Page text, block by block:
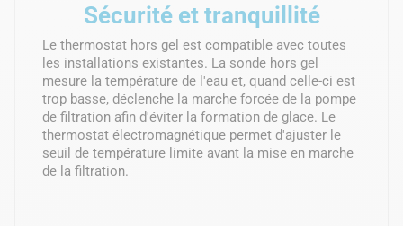
Sécurité et tranquillité
Le thermostat hors gel est compatible avec toutes
les installations existantes. La sonde hors gel
mesure la température de l'eau et, quand celle-ci est
trop basse, déclenche la marche forcée de la pompe
de filtration afin d'éviter la formation de glace. Le
thermostat électromagnétique permet d'ajuster le
seuil de température limite avant la mise en marche
de la filtration.